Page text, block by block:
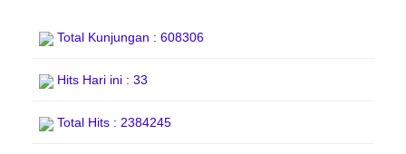
Total Kunjungan : 608306
Hits Hari ini : 33
Total Hits : 2384245